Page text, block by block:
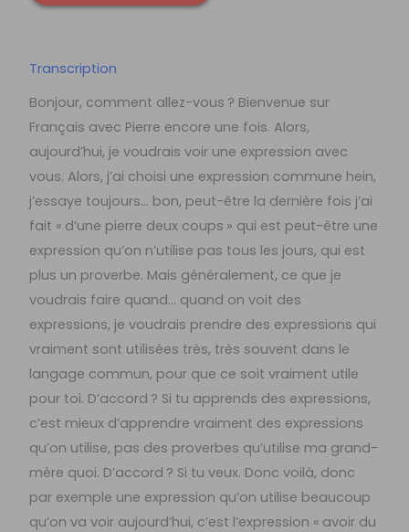
Transcription
Bonjour, comment allez-vous ? Bienvenue sur
Français avec Pierre encore une fois. Alors,
aujourd’hui, je voudrais voir une expression avec
vous. Alors, j’ai choisi une expression commune hein,
j’essaye toujours… bon, peut-être la dernière fois j’ai
fait « d’une pierre deux coups » qui est peut-être une
expression qu’on n’utilise pas tous les jours, qui est
plus un proverbe. Mais généralement, ce que je
voudrais faire quand… quand on voit des
expressions, je voudrais prendre des expressions qui
vraiment sont utilisées très, très souvent dans le
langage commun, pour que ce soit vraiment utile
pour toi. D’accord ? Si tu apprends des expressions,
c’est mieux d’apprendre vraiment des expressions
qu’on utilise, pas des proverbes qu’utilise ma grand-
mère quoi. D’accord ? Si tu veux. Donc voilà, donc
par exemple une expression qu’on utilise beaucoup
qu’on va voir aujourd’hui, c’est l’expression « avoir du